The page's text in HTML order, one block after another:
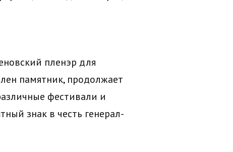
пленэр для
памятник, продолжает
фестивали и
знак в честь генерал-